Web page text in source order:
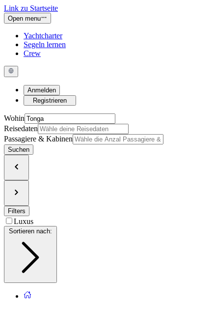
Link zu Startseite
Open menu
Yachtcharter
Segeln lernen
Crew
Anmelden
Registrieren
Wohin
Reisedaten
Passagiere & Kabinen
Suchen
Filters
Luxus
Sortieren nach